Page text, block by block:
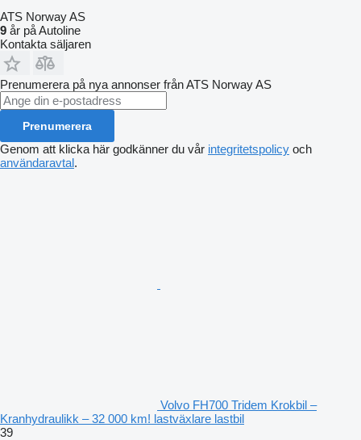
ATS Norway AS
9 år på Autoline
Kontakta säljaren
Prenumerera på nya annonser från ATS Norway AS
Prenumerera
Genom att klicka här godkänner du vår integritetspolicy och
användaravtal.
Volvo FH700 Tridem Krokbil –
Kranhydraulikk – 32 000 km! lastväxlare lastbil
39